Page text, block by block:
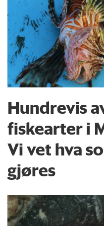
Hundrevis
fiskearter i
Vi vet hva
gjøres